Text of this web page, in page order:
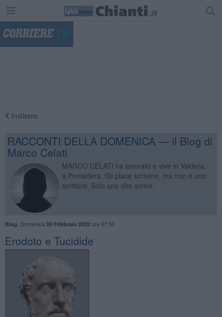
Indietro
RACCONTI DELLA DOMENICA — il Blog di
Marco Celati
MARCO CELATI ha lavorato e vive in Valdera,
a Pontedera. Gli piace scrivere, ma non è uno
scrittore. Solo uno che scrive.
Blog Domenica 20 Febbraio 2022ore 07:30
Erodoto e Tucidide